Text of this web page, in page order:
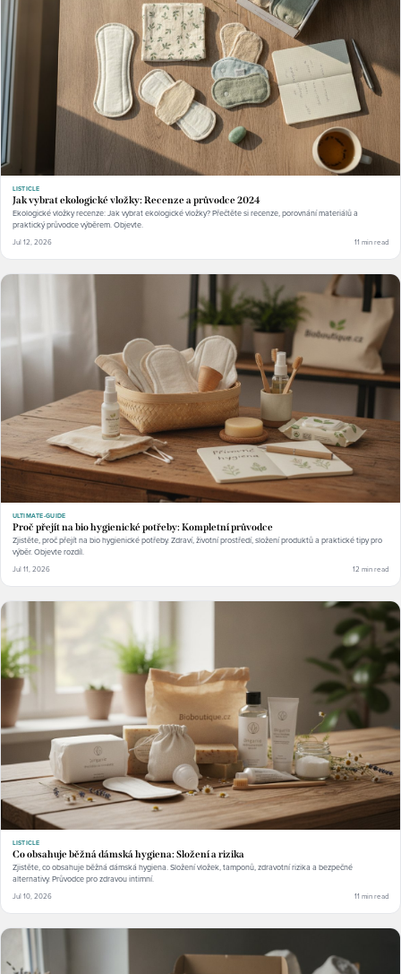
LISTICLE
Jak vybrat ekologické vložky: Recenze a průvodce 2024
Ekologické vložky recenze: Jak vybrat ekologické vložky? Přečtěte si recenze, porovnání materiálů a
praktický průvodce výběrem. Objevte.
Jul 12, 2026 11 min read
ULTIMATE-GUIDE
Proč přejít na bio hygienické potřeby: Kompletní průvodce
Zjistěte, proč přejít na bio hygienické potřeby. Zdraví, životní prostředí, složení produktů a praktické tipy pro
výběr. Objevte rozdíl.
Jul 11, 2026 12 min read
LISTICLE
Co obsahuje běžná dámská hygiena: Složení a rizika
Zjistěte, co obsahuje běžná dámská hygiena. Složení vložek, tamponů, zdravotní rizika a bezpečné
alternativy. Průvodce pro zdravou intimní.
Jul 10, 2026 11 min read